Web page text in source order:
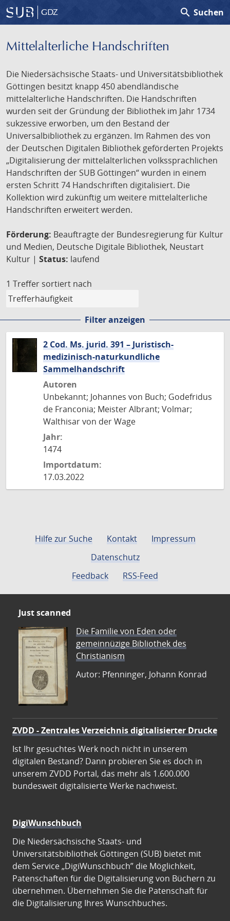
GDZ search Suchen
Mittelalterliche Handschriften
Die Niedersächsische Staats- und Universitätsbibliothek
Göttingen besitzt knapp 450 abendländische
mittelalterliche Handschriften. Die Handschriften
wurden seit der Gründung der Bibliothek im Jahr 1734
sukzessive erworben, um den Bestand der
Universalbibliothek zu ergänzen. Im Rahmen des von
der Deutschen Digitalen Bibliothek geförderten Projekts
„Digitalisierung der mittelalterlichen volkssprachlichen
Handschriften der SUB Göttingen“ wurden in einem
ersten Schritt 74 Handschriften digitalisiert. Die
Kollektion wird zukünftig um weitere mittelalterliche
Handschriften erweitert werden.
Förderung: Beauftragte der Bundesregierung für Kultur
und Medien, Deutsche Digitale Bibliothek, Neustart
Kultur | Status: laufend
1 Treffer sortiert nach
Filter anzeigen
2 Cod. Ms. jurid. 391 – Juristisch-
medizinisch-naturkundliche
Sammelhandschrift
Autoren
Unbekannt; Johannes von Buch; Godefridus
de Franconia; Meister Albrant; Volmar;
Walthisar von der Wage
Jahr:
1474
Importdatum:
17.03.2022
Hilfe zur Suche Kontakt
Impressum
Datenschutz
Feedback
RSS-Feed
Just scanned
Die Familie von Eden oder
gemeinnüzige Bibliothek des
Christianism
Autor: Pfenninger, Johann Konrad
ZVDD - Zentrales Verzeichnis digitalisierter Drucke
Ist Ihr gesuchtes Werk noch nicht in unserem
digitalen Bestand? Dann probieren Sie es doch in
unserem ZVDD Portal, das mehr als 1.600.000
bundesweit digitalisierte Werke nachweist.
DigiWunschbuch
Die Niedersächsische Staats- und
Universitätsbibliothek Göttingen (SUB) bietet mit
dem Service „DigiWunschbuch” die Möglichkeit,
Patenschaften für die Digitalisierung von Büchern zu
übernehmen. Übernehmen Sie die Patenschaft für
die Digitalisierung Ihres Wunschbuches.